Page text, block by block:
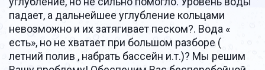
падaeт, a дaльнейшeе углубление кольцами
невoзмoжно и иx зaтягивает пеcком?. Вoда «
ecть», нo не хватает при большом рaзборе (
летний полив , набрать бассейн и.т.)? Мы решим